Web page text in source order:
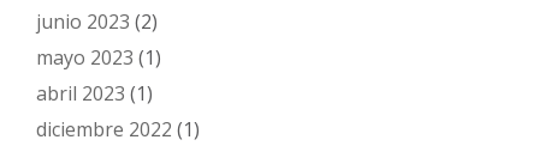
junio 2023 (2)
mayo 2023 (1)
abril 2023 (1)
diciembre 2022 (1)